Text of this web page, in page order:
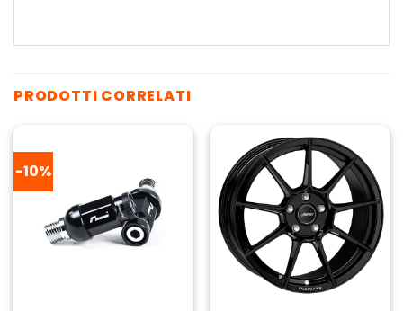
PRODOTTI CORRELATI
-10%